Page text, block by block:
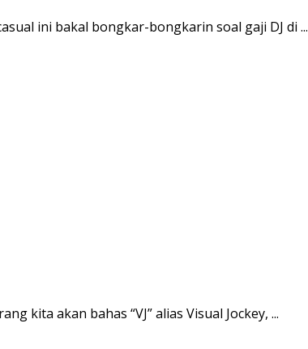
ini bakal bongkar-bongkarin soal gaji DJ di ...
kita akan bahas “VJ” alias Visual Jockey, ...